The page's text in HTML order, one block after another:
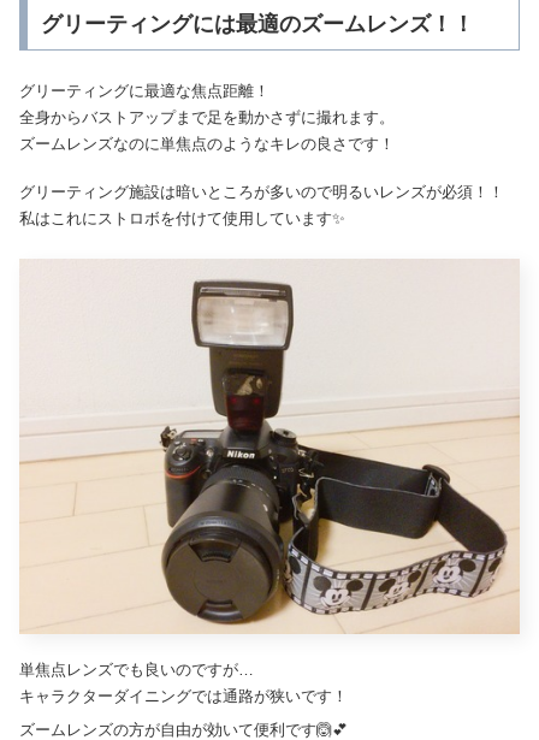
グリーティングには最適のズームレンズ！！
グリーティングに最適な焦点距離！
全身からバストアップまで足を動かさずに撮れます。
ズームレンズなのに単焦点のようなキレの良さです！
グリーティング施設は暗いところが多いので明るいレンズが必須！！
私はこれにストロボを付けて使用しています✨
単焦点レンズでも良いのですが…
キャラクターダイニングでは通路が狭いです！
ズームレンズの方が自由が効いて便利です🙆💕